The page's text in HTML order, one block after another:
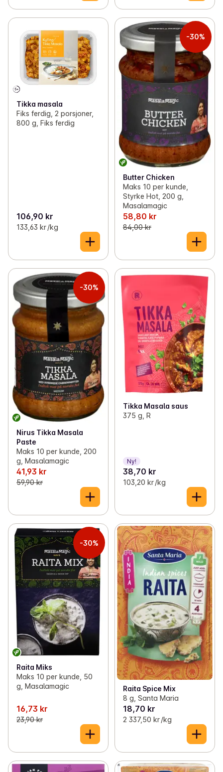
Tikka masala
Fiks ferdig, 2 porsjoner,
800 g, Fiks ferdig
106,90 kr
133,63 kr /kg
-30%
Butter Chicken
Maks 10 per kunde,
Styrke Hot, 200 g,
Masalamagic
58,80 kr
84,00 kr
-30%
Nirus Tikka Masala
Paste
Maks 10 per kunde, 200
g, Masalamagic
41,93 kr
59,90 kr
Tikka Masala saus
375 g, R
Ny!
38,70 kr
103,20 kr /kg
-30%
Raita Miks
Maks 10 per kunde, 50
g, Masalamagic
16,73 kr
23,90 kr
Raita Spice Mix
8 g, Santa Maria
18,70 kr
2 337,50 kr /kg